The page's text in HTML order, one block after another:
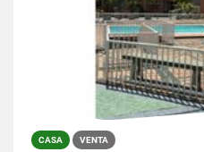
CASA VENTA